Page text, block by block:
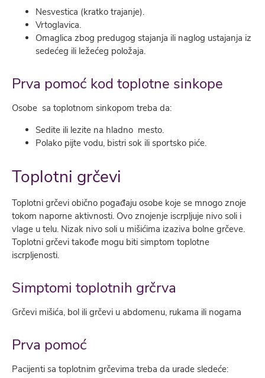
Nesvestica (kratko trajanje).
Vrtoglavica.
Omaglica zbog predugog stajanja ili naglog ustajanja iz
sedećeg ili ležećeg položaja.
Prva pomoć kod toplotne sinkope
Osobe sa toplotnom sinkopom treba da:
Sedite ili lezite na hladno mesto.
Polako pijte vodu, bistri sok ili sportsko piće.
Toplotni grčevi
Toplotni grčevi obično pogađaju osobe koje se mnogo znoje
tokom naporne aktivnosti. Ovo znojenje iscrpljuje nivo soli i
vlage u telu. Nizak nivo soli u mišićima izaziva bolne grčeve.
Toplotni grčevi takođe mogu biti simptom toplotne
iscrpljenosti.
Simptomi toplotnih grčrva
Grčevi mišića, bol ili grčevi u abdomenu, rukama ili nogama
Prva pomoć
Pacijenti sa toplotnim grčevima treba da urade sledeće: